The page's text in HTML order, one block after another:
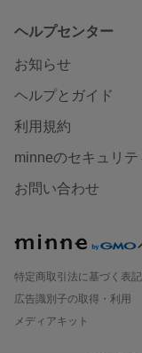
ヘルプセンター
お知らせ
ヘルプとガイド
利用規約
minneのセキュリテ
お問い合わせ
特定商取引法に基づく表記
広告識別子の取得・利用
メディアキット